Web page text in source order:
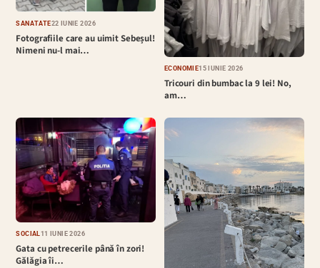
SĂNĂTATE22 IUNIE 2026
Fotografiile care au uimit Sebeșul!
Nimeni nu-l mai…
ECONOMIE15 IUNIE 2026
Tricouri din bumbac la 9 lei! No,
am…
SOCIAL 11 IUNIE 2026
Gata cu petrecerile până în zori!
Gălăgia îi…